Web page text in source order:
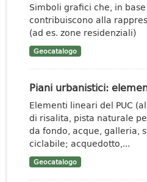
Simboli grafici che, in
contribuiscono alla
(ad es. zone residenziali)
Geocatalogo
Piani urbanistici:
Elementi lineari del PUC
di risalita, pista naturale
da fondo, acque, galleria,
ciclabile; acquedotto,...
Geocatalogo